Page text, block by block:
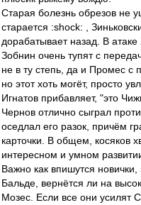
Старая болезнь обрезов не
старается :shock: ,
дорабатывает назад. В атаке
Зобнин очень тупят с
не в ту степь, да и Промес с
но этот хоть могёт, просто
Игнатов прибавляет, "это
Чернов отлично сыграл
оседлал его разок, причём
карточки. В общем, косяков
интересном и умном
Важно как впишутся новички,
Бальде, вернётся ли на
Мозес. Если все они усилят